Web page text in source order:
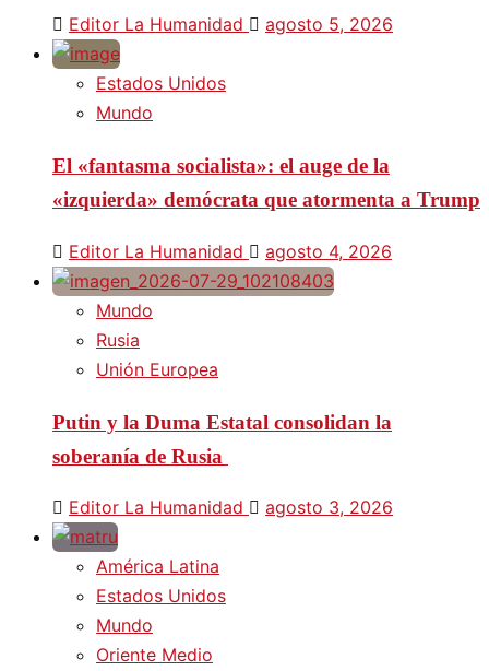
Editor La Humanidad agosto 5, 2026
Estados Unidos
Mundo
El «fantasma socialista»: el auge de la
«izquierda» demócrata que atormenta a Trump
Editor La Humanidad agosto 4, 2026
Mundo
Rusia
Unión Europea
Putin y la Duma Estatal consolidan la
soberanía de Rusia
Editor La Humanidad agosto 3, 2026
América Latina
Estados Unidos
Mundo
Oriente Medio